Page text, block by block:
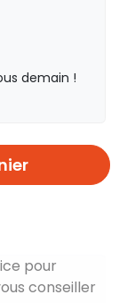
demain !
pour
conseiller